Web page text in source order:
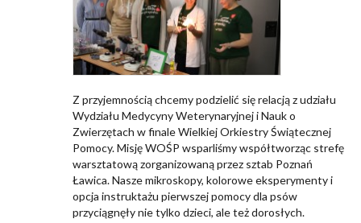
Z przyjemnością chcemy podzielić się relacją z udziału
Wydziału Medycyny Weterynaryjnej i Nauk o
Zwierzętach w finale Wielkiej Orkiestry Świątecznej
Pomocy. Misję WOŚP wsparliśmy współtworząc strefę
warsztatową zorganizowaną przez sztab Poznań
Ławica. Nasze mikroskopy, kolorowe eksperymenty i
opcja instruktażu pierwszej pomocy dla psów
przyciągnęły nie tylko dzieci, ale też dorosłych.